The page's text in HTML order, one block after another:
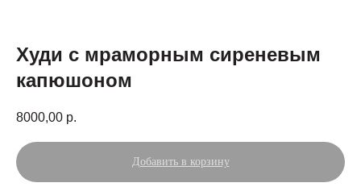
Худи с мраморным сиреневым
капюшоном
8000,00 р.
Добавить в корзину